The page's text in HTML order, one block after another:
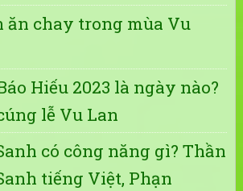
ăn chay trong mùa Vu
Hiếu 2023 là ngày nào?
lễ Vu Lan
có công năng gì? Thần
tiếng Việt, Phạn